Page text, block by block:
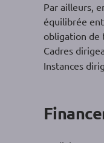
Par ailleurs,
équilibrée
obligation de
Cadres
Instances